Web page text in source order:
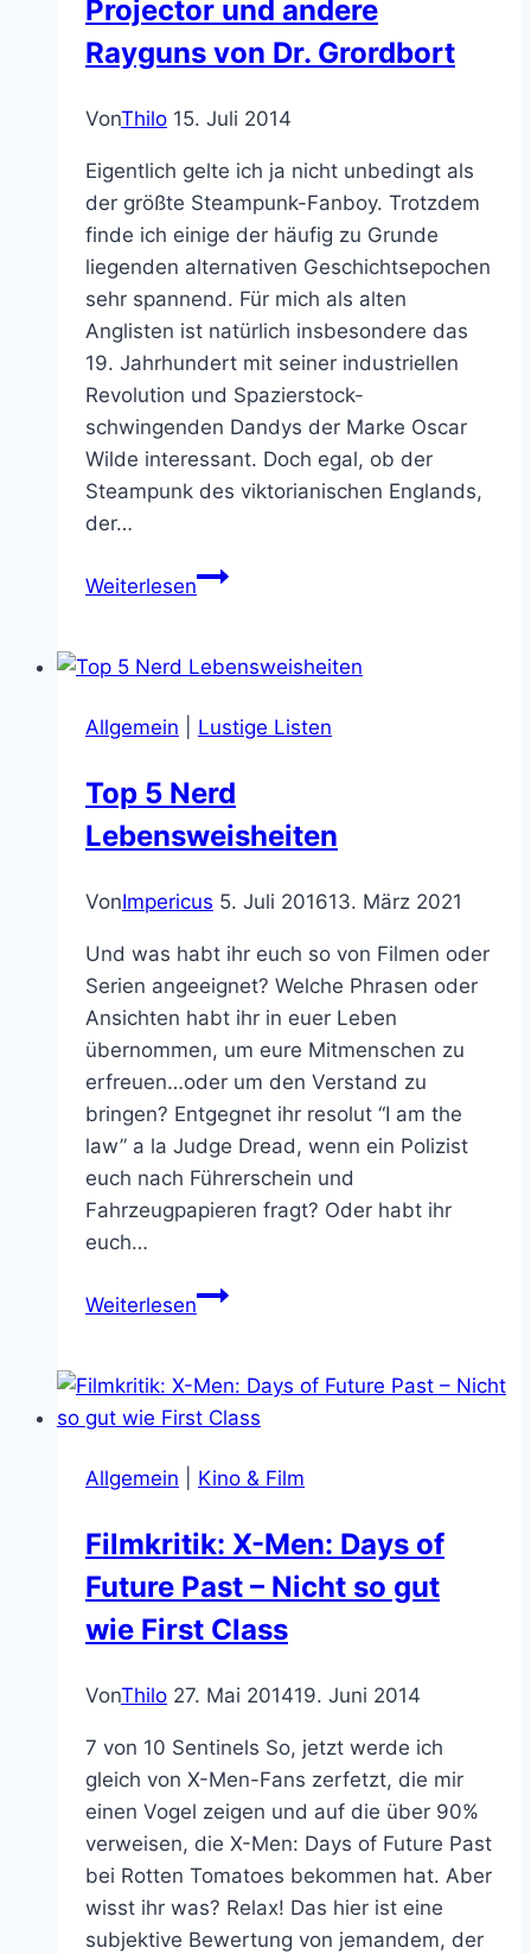
Projector und andere
Rayguns von Dr. Grordbort
VonThilo 15. Juli 2014
Eigentlich gelte ich ja nicht unbedingt als
der größte Steampunk-Fanboy. Trotzdem
finde ich einige der häufig zu Grunde
liegenden alternativen Geschichtsepochen
sehr spannend. Für mich als alten
Anglisten ist natürlich insbesondere das
19. Jahrhundert mit seiner industriellen
Revolution und Spazierstock-
schwingenden Dandys der Marke Oscar
Wilde interessant. Doch egal, ob der
Steampunk des viktorianischen Englands,
der…
WeiterlesenManMelter,
Projector
andere
von
Dr.
Allgemein Lustige Listen
Top 5 Nerd
Lebensweisheiten
VonImpericus 5. Juli 201613. März 2021
Und was habt ihr euch so von Filmen oder
Serien angeeignet? Welche Phrasen oder
Ansichten habt ihr in euer Leben
übernommen, um eure Mitmenschen zu
erfreuen…oder um den Verstand zu
bringen? Entgegnet ihr resolut “I am the
law” a la Judge Dread, wenn ein Polizist
euch nach Führerschein und
Fahrzeugpapieren fragt? Oder habt ihr
euch…
WeiterlesenTop
Lebensweisheiten
Allgemein Kino & Film
Filmkritik: X-Men: Days of
Future Past – Nicht so gut
wie First Class
VonThilo 27. Mai 201419. Juni 2014
7 von 10 Sentinels So, jetzt werde ich
gleich von X-Men-Fans zerfetzt, die mir
einen Vogel zeigen und auf die über 90%
verweisen, die X-Men: Days of Future Past
bei Rotten Tomatoes bekommen hat. Aber
wisst ihr was? Relax! Das hier ist eine
subjektive Bewertung von jemandem, der